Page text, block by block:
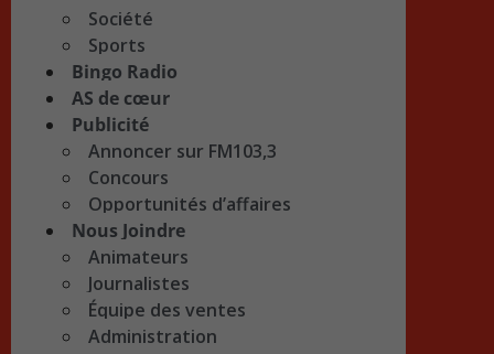
Société
Sports
Bingo Radio
AS de cœur
Publicité
Annoncer sur FM103,3
Concours
Opportunités d’affaires
Nous Joindre
Animateurs
Journalistes
Équipe des ventes
Administration